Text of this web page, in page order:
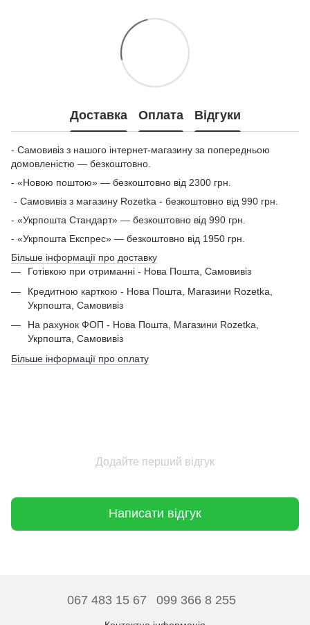
Доставка Оплата Відгуки
- Самовивіз з нашого інтернет-магазину за попередньою
домовленістю — безкоштовно.
- «Новою поштою» — безкоштовно від 2300 грн.
- Самовивіз з магазину Rozetka - безкоштовно від 990 грн.
- «Укрпошта Стандарт» — безкоштовно від 990 грн.
- «Укрпошта Експрес» — безкоштовно від 1950 грн.
Більше інформації про доставку
Готівкою при отриманні - Нова Пошта, Самовивіз
Кредитною карткою - Нова Пошта, Магазини Rozetka,
Укрпошта, Самовивіз
На рахунок ФОП - Нова Пошта, Магазини Rozetka,
Укрпошта, Самовивіз
Більше інформації про оплату
Додайте перший відгук
Написати відгук
067 483 15 67 099 366 8 255